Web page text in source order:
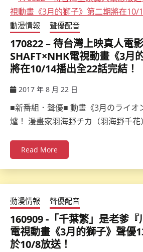
動漫情報 聲優配音
170822 – 待台灣上映真人電
SHAFT×NHK電視動畫《3月
將在10/14播出全22話完結！
2017 年 8 月 22 日
■新番組．聲優■ 動畫《3月のライオ
爐！ 漫畫家羽海野チカ（羽海野千花）
Read More
動漫情報 聲優配音
160909 -「千葉繁」是老爹『
電視動畫《3月的獅子》聲優
於10/8放送！